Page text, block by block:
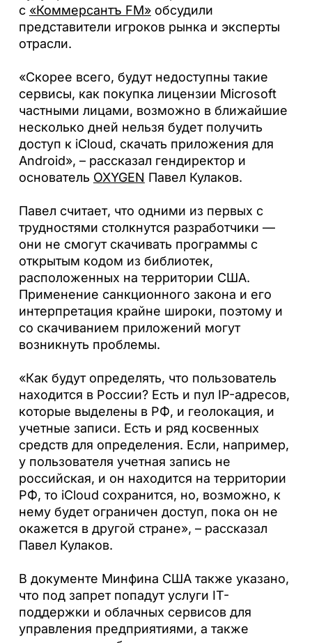
с «Коммерсантъ FM»обсудили
представители игроков рынка и эксперты
отрасли.
«Скорее всего, будут недоступны такие
сервисы, как покупка лицензии Microsoft
частными лицами, возможно в ближайшие
несколько дней нельзя будет получить
доступ к iCloud, скачать приложения для
Android», – рассказал гендиректор и
основатель OXYGEN Павел Кулаков.
Павел считает, что одними из первых с
трудностями столкнутся разработчики —
они не смогут скачивать программы с
открытым кодом из библиотек,
расположенных на территории США.
Применение санкционного закона и его
интерпретация крайне широки, поэтому и
со скачиванием приложений могут
возникнуть проблемы.
«Как будут определять, что пользователь
находится в России? Есть и пул IP-адресов,
которые выделены в РФ, и геолокация, и
учетные записи. Есть и ряд косвенных
средств для определения. Если, например,
у пользователя учетная запись не
российская, и он находится на территории
РФ, то iCloud сохранится, но, возможно, к
нему будет ограничен доступ, пока он не
окажется в другой стране», – рассказал
Павел Кулаков.
В документе Минфина США также указано,
что под запрет попадут услуги IT-
поддержки и облачных сервисов для
управления предприятиями, а также